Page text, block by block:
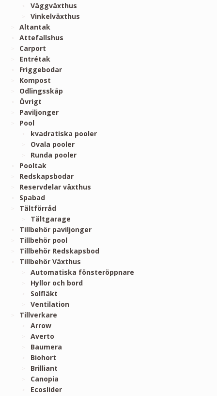
Väggväxthus
Vinkelväxthus
Altantak
Attefallshus
Carport
Entrétak
Friggebodar
Kompost
Odlingsskåp
Övrigt
Paviljonger
Pool
kvadratiska pooler
Ovala pooler
Runda pooler
Pooltak
Redskapsbodar
Reservdelar växthus
Spabad
Tältförråd
Tältgarage
Tillbehör paviljonger
Tillbehör pool
Tillbehör Redskapsbod
Tillbehör Växthus
Automatiska fönsteröppnare
Hyllor och bord
Solfläkt
Ventilation
Tillverkare
Arrow
Averto
Baumera
Biohort
Brilliant
Canopia
Ecoslider